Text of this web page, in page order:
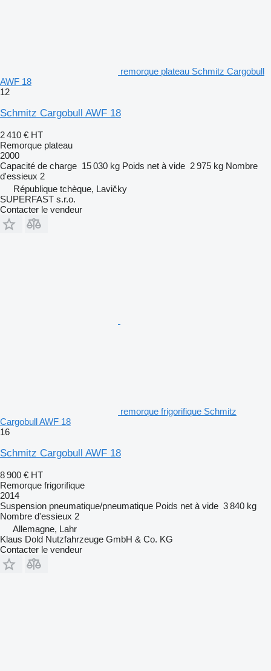
remorque plateau Schmitz Cargobull
AWF 18
12
Schmitz Cargobull AWF 18
2 410 € HT
Remorque plateau
2000
Capacité de charge 15 030 kg Poids net à vide 2 975 kg Nombre
d'essieux 2
République tchèque, Lavičky
SUPERFAST s.r.o.
Contacter le vendeur
remorque frigorifique Schmitz
Cargobull AWF 18
16
Schmitz Cargobull AWF 18
8 900 € HT
Remorque frigorifique
2014
Suspension pneumatique/pneumatique Poids net à vide 3 840 kg
Nombre d'essieux 2
Allemagne, Lahr
Klaus Dold Nutzfahrzeuge GmbH & Co. KG
Contacter le vendeur